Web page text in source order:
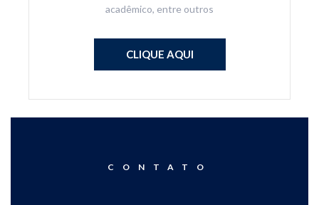
acadêmico, entre outros
CLIQUE AQUI
CONTATO